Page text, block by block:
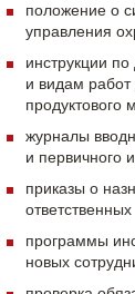
положение о
управления
инструкции
и видам работ
продуктового
журналы
и первичного
приказы о
ответственных
программы
новых